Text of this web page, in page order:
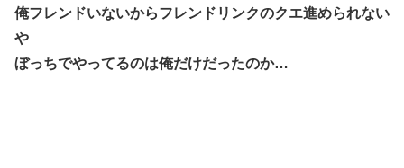
俺フレンドいないからフレンドリンクのクエ進められない
や
ぼっちでやってるのは俺だけだったのか…